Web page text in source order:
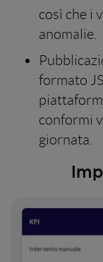
così che i
anomalie.
formato
conformi
giornata.